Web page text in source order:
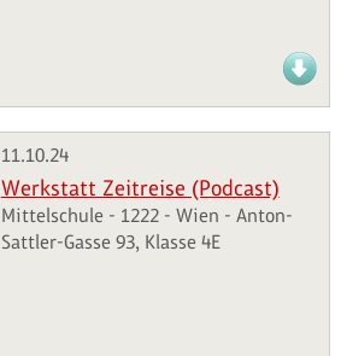
11.10.24
Werkstatt Zeitreise (Podcast)
Mittelschule - 1222 - Wien - Anton-
Sattler-Gasse 93, Klasse 4E